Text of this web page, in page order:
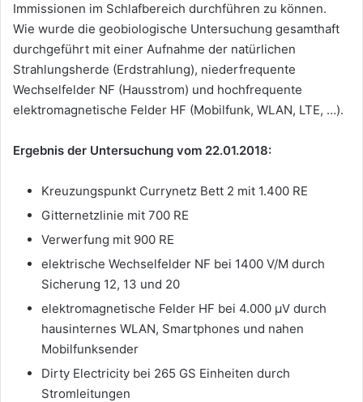
Immissionen im Schlafbereich durchführen zu können.
Wie wurde die geobiologische Untersuchung gesamthaft
durchgeführt mit einer Aufnahme der natürlichen
Strahlungsherde (Erdstrahlung), niederfrequente
Wechselfelder NF (Hausstrom) und hochfrequente
elektromagnetische Felder HF (Mobilfunk, WLAN, LTE, …).
Ergebnis der Untersuchung vom 22.01.2018:
Kreuzungspunkt Currynetz Bett 2 mit 1.400 RE
Gitternetzlinie mit 700 RE
Verwerfung mit 900 RE
elektrische Wechselfelder NF bei 1400 V/M durch
Sicherung 12, 13 und 20
elektromagnetische Felder HF bei 4.000 µV durch
hausinternes WLAN, Smartphones und nahen
Mobilfunksender
Dirty Electricity bei 265 GS Einheiten durch
Stromleitungen